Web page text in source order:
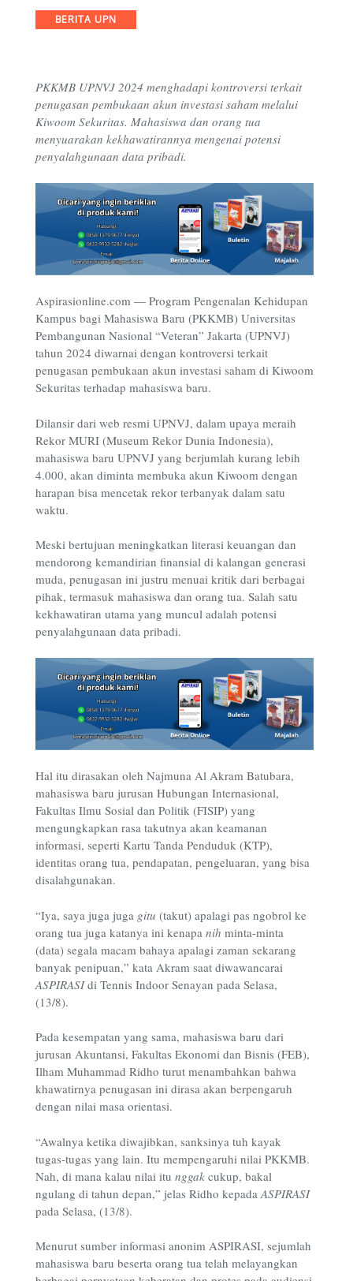
Categories
BERITA UPN
PKKMB UPNVJ 2024 menghadapi kontroversi terkait
penugasan pembukaan akun investasi saham melalui
Kiwoom Sekuritas. Mahasiswa dan orang tua
menyuarakan kekhawatirannya mengenai potensi
penyalahgunaan data pribadi.
Aspirasionline.com — Program Pengenalan Kehidupan
Kampus bagi Mahasiswa Baru (PKKMB) Universitas
Pembangunan Nasional “Veteran” Jakarta (UPNVJ)
tahun 2024 diwarnai dengan kontroversi terkait
penugasan pembukaan akun investasi saham di Kiwoom
Sekuritas terhadap mahasiswa baru.
Dilansir dari web resmi UPNVJ, dalam upaya meraih
Rekor MURI (Museum Rekor Dunia Indonesia),
mahasiswa baru UPNVJ yang berjumlah kurang lebih
4.000, akan diminta membuka akun Kiwoom dengan
harapan bisa mencetak rekor terbanyak dalam satu
waktu.
Meski bertujuan meningkatkan literasi keuangan dan
mendorong kemandirian finansial di kalangan generasi
muda, penugasan ini justru menuai kritik dari berbagai
pihak, termasuk mahasiswa dan orang tua. Salah satu
kekhawatiran utama yang muncul adalah potensi
penyalahgunaan data pribadi.
Hal itu dirasakan oleh Najmuna Al Akram Batubara,
mahasiswa baru jurusan Hubungan Internasional,
Fakultas Ilmu Sosial dan Politik (FISIP) yang
mengungkapkan rasa takutnya akan keamanan
informasi, seperti Kartu Tanda Penduduk (KTP),
identitas orang tua, pendapatan, pengeluaran, yang bisa
disalahgunakan.
“Iya, saya juga juga gitu (takut) apalagi pas ngobrol ke
orang tua juga katanya ini kenapa nih minta-minta
(data) segala macam bahaya apalagi zaman sekarang
banyak penipuan,” kata Akram saat diwawancarai
ASPIRASIdi Tennis Indoor Senayan pada Selasa,
(13/8).
Pada kesempatan yang sama, mahasiswa baru dari
jurusan Akuntansi, Fakultas Ekonomi dan Bisnis (FEB),
Ilham Muhammad Ridho turut menambahkan bahwa
khawatirnya penugasan ini dirasa akan berpengaruh
dengan nilai masa orientasi.
“Awalnya ketika diwajibkan, sanksinya tuh kayak
tugas-tugas yang lain. Itu mempengaruhi nilai PKKMB.
Nah, di mana kalau nilai itu nggak cukup, bakal
ngulang di tahun depan,” jelas Ridho kepada ASPIRASI
pada Selasa, (13/8).
Menurut sumber informasi anonim ASPIRASI, sejumlah
mahasiswa baru beserta orang tua telah melayangkan